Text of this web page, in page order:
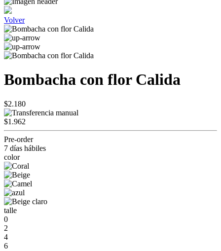
Volver
Bombacha con flor Calida
$2.180
$1.962
Pre-order
7 días hábiles
color
talle
0
2
4
6